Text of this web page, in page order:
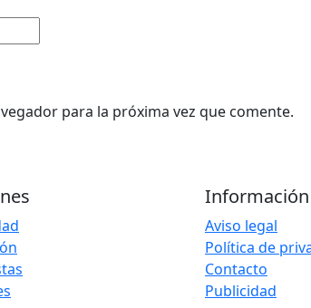
para la próxima vez que comente.
Información
Aviso legal
Política de
Contacto
Publicidad